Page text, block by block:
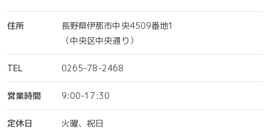
住所
長野県伊那市中央4509番地1
（中央区中央通り）
TEL 0265-78-2468
営業時間 9:00-17:30
定休日 火曜、祝日